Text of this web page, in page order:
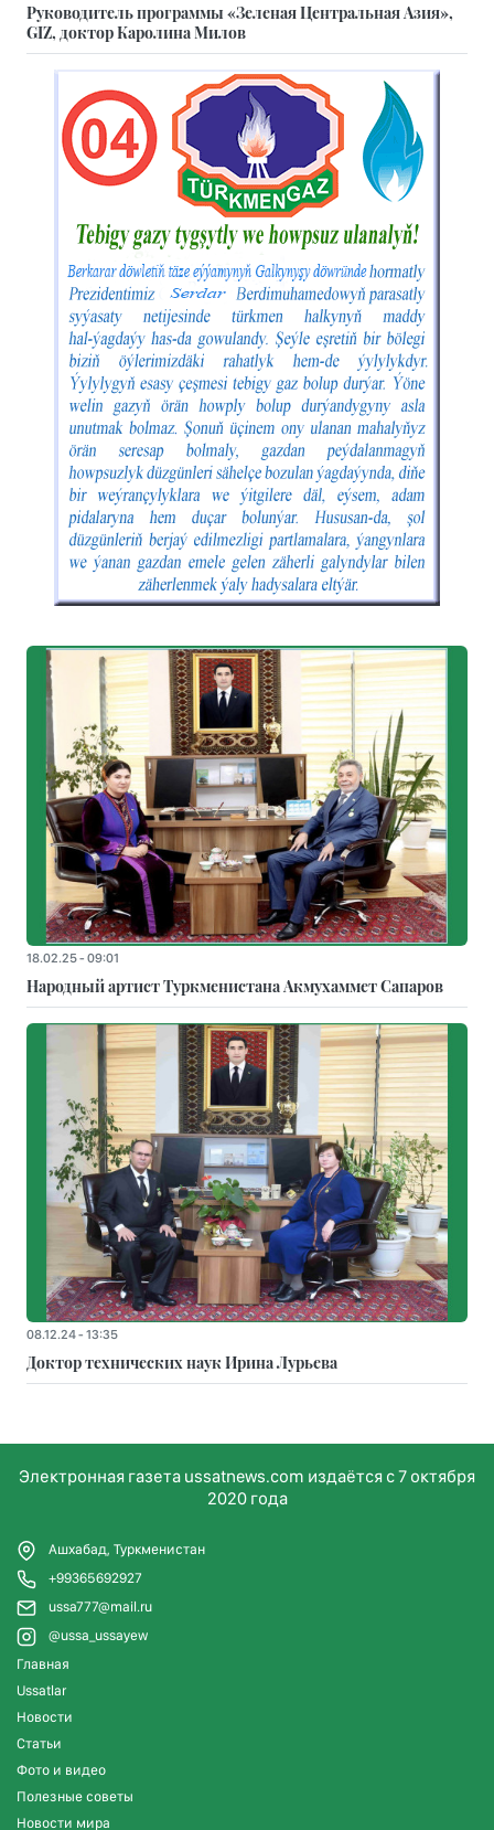
Руководитель программы «Зеленая Центральная Азия»,
GIZ, доктор Каролина Милов
18.02.25 - 09:01
Народный артист Туркменистана Акмухаммет Сапаров
08.12.24 - 13:35
Доктор технических наук Ирина Лурьева
Электронная газета ussatnews.com издаётся с 7 октября
2020 года
Ашхабад, Туркменистан
+99365692927
ussa777@mail.ru
@ussa_ussayew
Главная
Ussatlar
Новости
Статьи
Фото и видео
Полезные советы
Новости мира